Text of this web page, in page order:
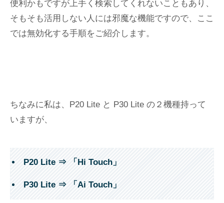
便利かもですが上手く検索してくれないこともあり、
そもそも活用しない人には邪魔な機能ですので、ここ
では無効化する手順をご紹介します。
ちなみに私は、P20 Lite と P30 Lite の２機種持って
いますが、
P20 Lite ⇒ 「Hi Touch」
P30 Lite ⇒ 「Ai Touch」